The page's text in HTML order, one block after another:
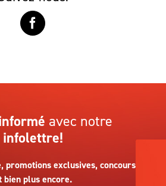
avec notre
infolettre!
promotions exclusives, concours
bien plus encore.